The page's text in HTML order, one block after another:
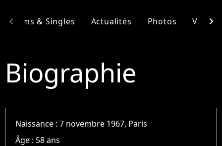
Albums & Singles Actualités Photos Vidéos
chevron_left chevron_right
Biographie
Naissance :7 novembre 1967, Paris
Âge : 58 ans